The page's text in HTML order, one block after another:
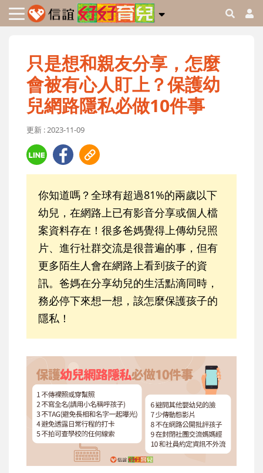
只是想和親友分享，怎麼
會被有心人盯上？保護幼
兒網路隱私必做10件事
更新 : 2023-11-09
你知道嗎？全球有超過81%的兩歲以下
幼兒，在網路上已有影音分享或個人檔
案資料存在！很多爸媽覺得上傳幼兒照
片、進行社群交流是很普遍的事，但有
更多陌生人會在網路上看到孩子的資
訊。爸媽在分享幼兒的生活點滴同時，
務必停下來想一想，該怎麼保護孩子的
隱私！